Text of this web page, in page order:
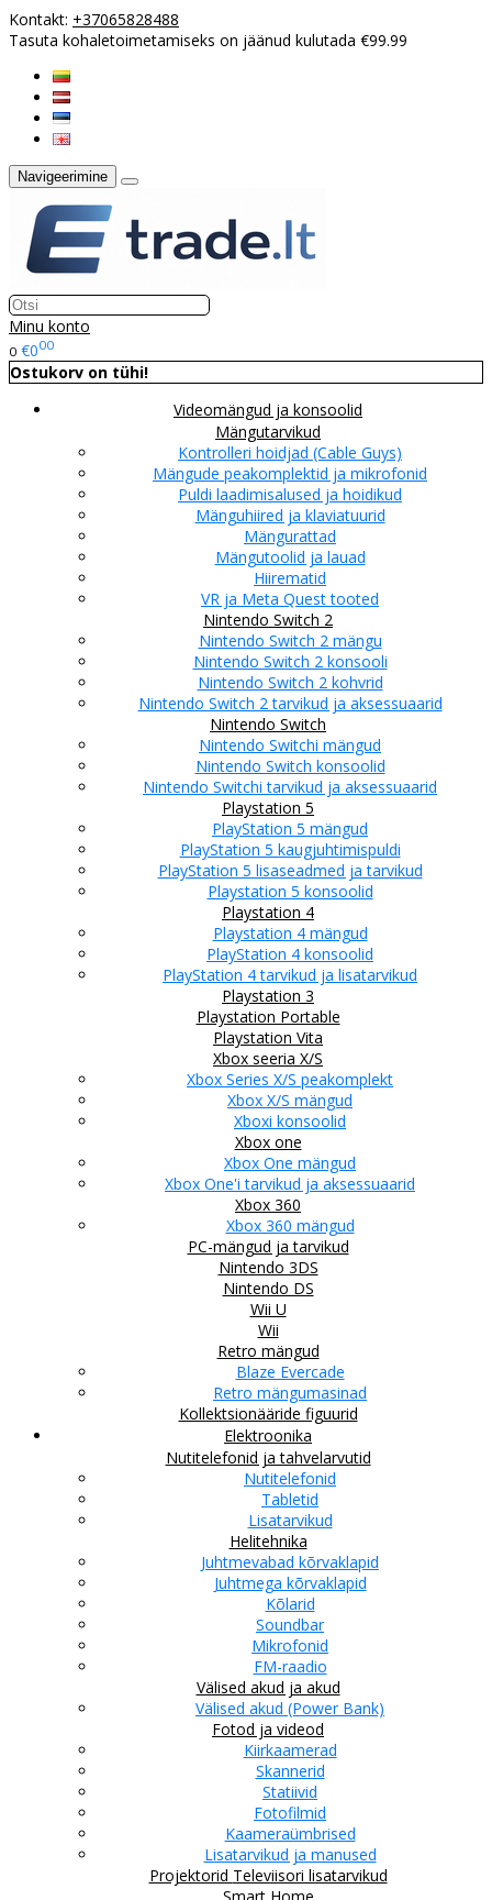
Kontakt: +37065828488
Tasuta kohaletoimetamiseks on jäänud kulutada €99.99
Navigeerimine
Minu konto
0 €000
Ostukorv on tühi!
Videomängud ja konsoolid
Mängutarvikud
Kontrolleri hoidjad (Cable Guys)
Mängude peakomplektid ja mikrofonid
Puldi laadimisalused ja hoidikud
Mänguhiired ja klaviatuurid
Mängurattad
Mängutoolid ja lauad
Hiirematid
VR ja Meta Quest tooted
Nintendo Switch 2
Nintendo Switch 2 mängu
Nintendo Switch 2 konsooli
Nintendo Switch 2 kohvrid
Nintendo Switch 2 tarvikud ja aksessuaarid
Nintendo Switch
Nintendo Switchi mängud
Nintendo Switch konsoolid
Nintendo Switchi tarvikud ja aksessuaarid
Playstation 5
PlayStation 5 mängud
PlayStation 5 kaugjuhtimispuldi
PlayStation 5 lisaseadmed ja tarvikud
Playstation 5 konsoolid
Playstation 4
Playstation 4 mängud
PlayStation 4 konsoolid
PlayStation 4 tarvikud ja lisatarvikud
Playstation 3
Playstation Portable
Playstation Vita
Xbox seeria X/S
Xbox Series X/S peakomplekt
Xbox X/S mängud
Xboxi konsoolid
Xbox one
Xbox One mängud
Xbox One'i tarvikud ja aksessuaarid
Xbox 360
Xbox 360 mängud
PC-mängud ja tarvikud
Nintendo 3DS
Nintendo DS
Wii U
Wii
Retro mängud
Blaze Evercade
Retro mängumasinad
Kollektsionääride figuurid
Elektroonika
Nutitelefonid ja tahvelarvutid
Nutitelefonid
Tabletid
Lisatarvikud
Helitehnika
Juhtmevabad kõrvaklapid
Juhtmega kõrvaklapid
Kõlarid
Soundbar
Mikrofonid
FM-raadio
Välised akud ja akud
Välised akud (Power Bank)
Fotod ja videod
Kiirkaamerad
Skannerid
Statiivid
Fotofilmid
Kaameraümbrised
Lisatarvikud ja manused
Projektorid Televiisori lisatarvikud
Smart Home